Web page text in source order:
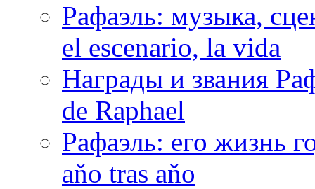
Рафаэль: музыка,
el escenario, la vida
Награды и звания
de Raphael
Рафаэль: его жизнь
aňo tras aňo